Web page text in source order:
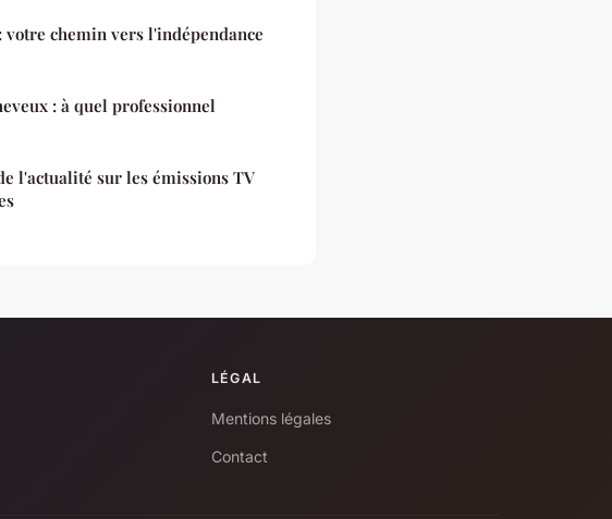
votre chemin vers l'indépendance
: à quel professionnel
l'actualité sur les émissions TV
LÉGAL
Mentions légales
Contact